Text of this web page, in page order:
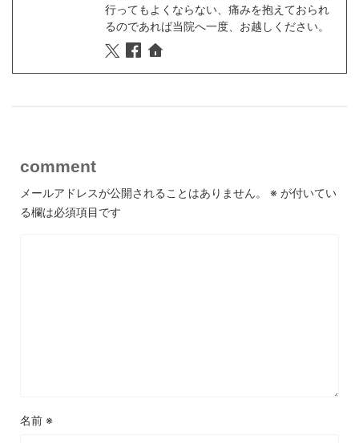
行ってもよくならない、痛みを抱えておられ
るのであれば当院へ一度、お越しください。
comment
メールアドレスが公開されることはありません。 ※ が付いてい
る欄は必須項目です
名前 ※